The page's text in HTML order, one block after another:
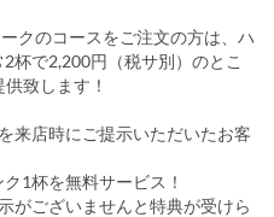
クのコースをご注文の方は、ハ
杯で2,200円（税サ別）のとこ
致します！
来店時にご提示いただいたお客
1杯を無料サービス！
がございませんと特典が受けら